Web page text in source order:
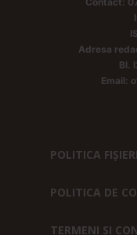
Adresa
Bl.
Email:
POLITICA
POLITICA DE
TERMENI SI